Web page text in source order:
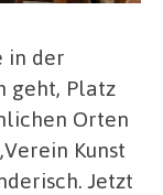
in der
geht, Platz
Orten
Kunst
Jetzt